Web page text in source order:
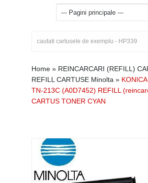
Home » REINCARCARI (REFILL)
REFILL CARTUSE Minolta »
TN-213C (A0D7452) REFILL
CARTUS TONER CYAN